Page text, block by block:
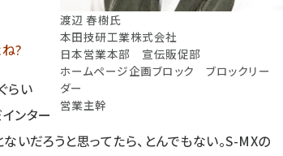
渡辺 春樹氏
本田技研工業株式会社
日本営業本部 宣伝販促部
ホームページ企画ブロック ブロックリー
ダー
営業主幹
?
らい
ンター
いだろうと思ってたら、とんでもない。S-MXの